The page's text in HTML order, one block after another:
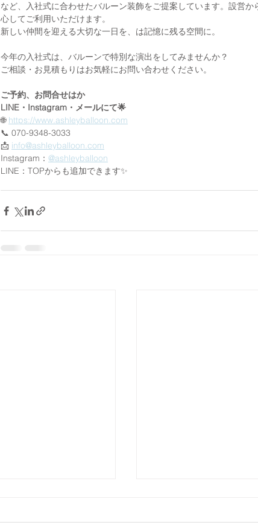
など、入社式に合わせたバルーン装飾をご提案しています。設営
心してご利用いただけます。
新しい仲間を迎える大切な一日を、は記憶に残る空間に。
今年の入社式は、バルーンで特別な演出をしてみませんか？
ご相談・お見積もりはお気軽にお問い合わせください。
ご予約、お問合せはか
LINE・Instagram・メールにて🌟
🌐 https://www.ashleyballoon.com
📞 070-9348-3033
📩 info@ashleyballoon.com
Instagram： @ashleyballoon
LINE：TOPからも追加できます✨